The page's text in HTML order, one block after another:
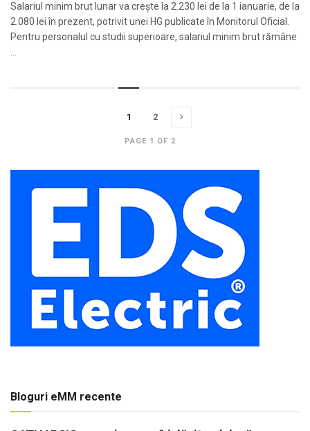
Salariul minim brut lunar va creşte la 2.230 lei de la 1 ianuarie, de la
2.080 lei în prezent, potrivit unei HG publicate în Monitorul Oficial.
Pentru personalul cu studii superioare, salariul minim brut rămâne
PAGE 1 OF 2
1 2
Bloguri eMM recente